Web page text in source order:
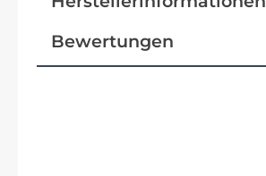
Bewertungen